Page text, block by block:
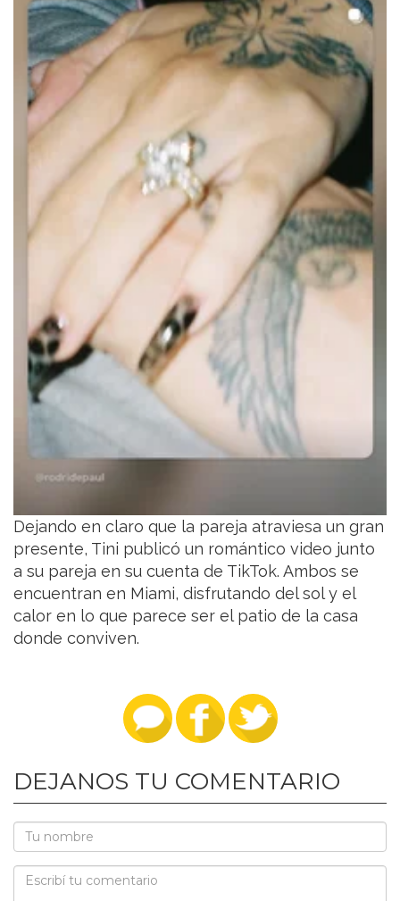
Dejando en claro que la pareja atraviesa un gran
presente, Tini publicó un romántico video junto
a su pareja en su cuenta de TikTok. Ambos se
encuentran en Miami, disfrutando del sol y el
calor en lo que parece ser el patio de la casa
donde conviven.
DEJANOS TU COMENTARIO